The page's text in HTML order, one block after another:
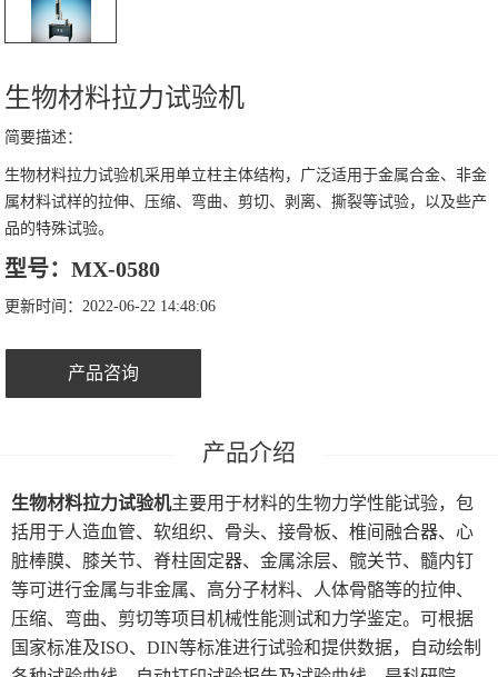
IC卡类检测仪器
专用检测仪器
计量箱检测仪器
微机控制液压压力试验机
复合传感器式螺纹摩擦系数试验机
原位拉伸试验机
生物材料拉力试验机
简要描述：
生物材料拉力试验机采用单立柱主体结构，广泛适用于金属合金、非金
属材料试样的拉伸、压缩、弯曲、剪切、剥离、撕裂等试验，以及些产
品的特殊试验。
型号：MX-0580
更新时间：2022-06-22 14:48:06
产品咨询
生物材料拉力试验机主要用于材料的生物力学性能试验，包
括用于人造血管、软组织、骨头、接骨板、椎间融合器、心
脏棒膜、膝关节、脊柱固定器、金属涂层、髋关节、髓内钉
等可进行金属与非金属、高分子材料、人体骨骼等的拉伸、
压缩、弯曲、剪切等项目机械性能测试和力学鉴定。可根据
国家标准及ISO、DIN等标准进行试验和提供数据，自动绘制